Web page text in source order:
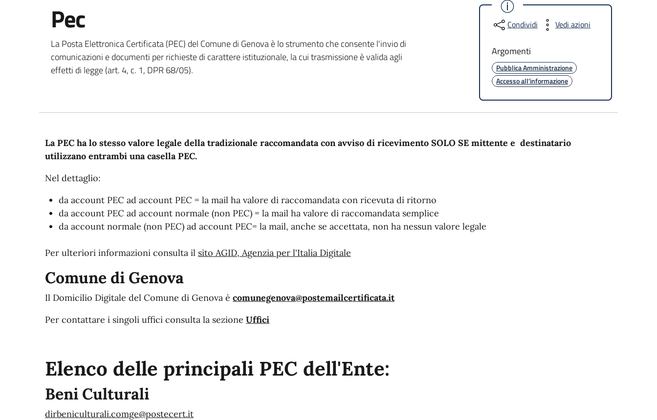
Pec
La Posta Elettronica Certificata (PEC) del Comune di Genova è lo strumento che consente l'invio di
comunicazioni e documenti per richieste di carattere istituzionale, la cui trasmissione è valida agli
effetti di legge (art. 4, c. 1, DPR 68/05).
Condividi Vedi azioni
Argomenti
Pubblica Amministrazione
Accesso all'informazione
La PEC ha lo stesso valore legale della tradizionale raccomandata con avviso di ricevimento SOLO SE mittente e destinatario
utilizzano entrambi una casella PEC.
Nel dettaglio:
da account PEC ad account PEC = la mail ha valore di raccomandata con ricevuta di ritorno
da account PEC ad account normale (non PEC) = la mail ha valore di raccomandata semplice
da account normale (non PEC) ad account PEC= la mail, anche se accettata, non ha nessun valore legale
Per ulteriori informazioni consulta il sito AGID, Agenzia per l'Italia Digitale
Comune di Genova
Il Domicilio Digitale del Comune di Genova è comunegenova@postemailcertificata.it
Per contattare i singoli uffici consulta la sezione Uffici
Elenco delle principali PEC dell'Ente:
Beni Culturali
dirbeniculturali.comge@postecert.it